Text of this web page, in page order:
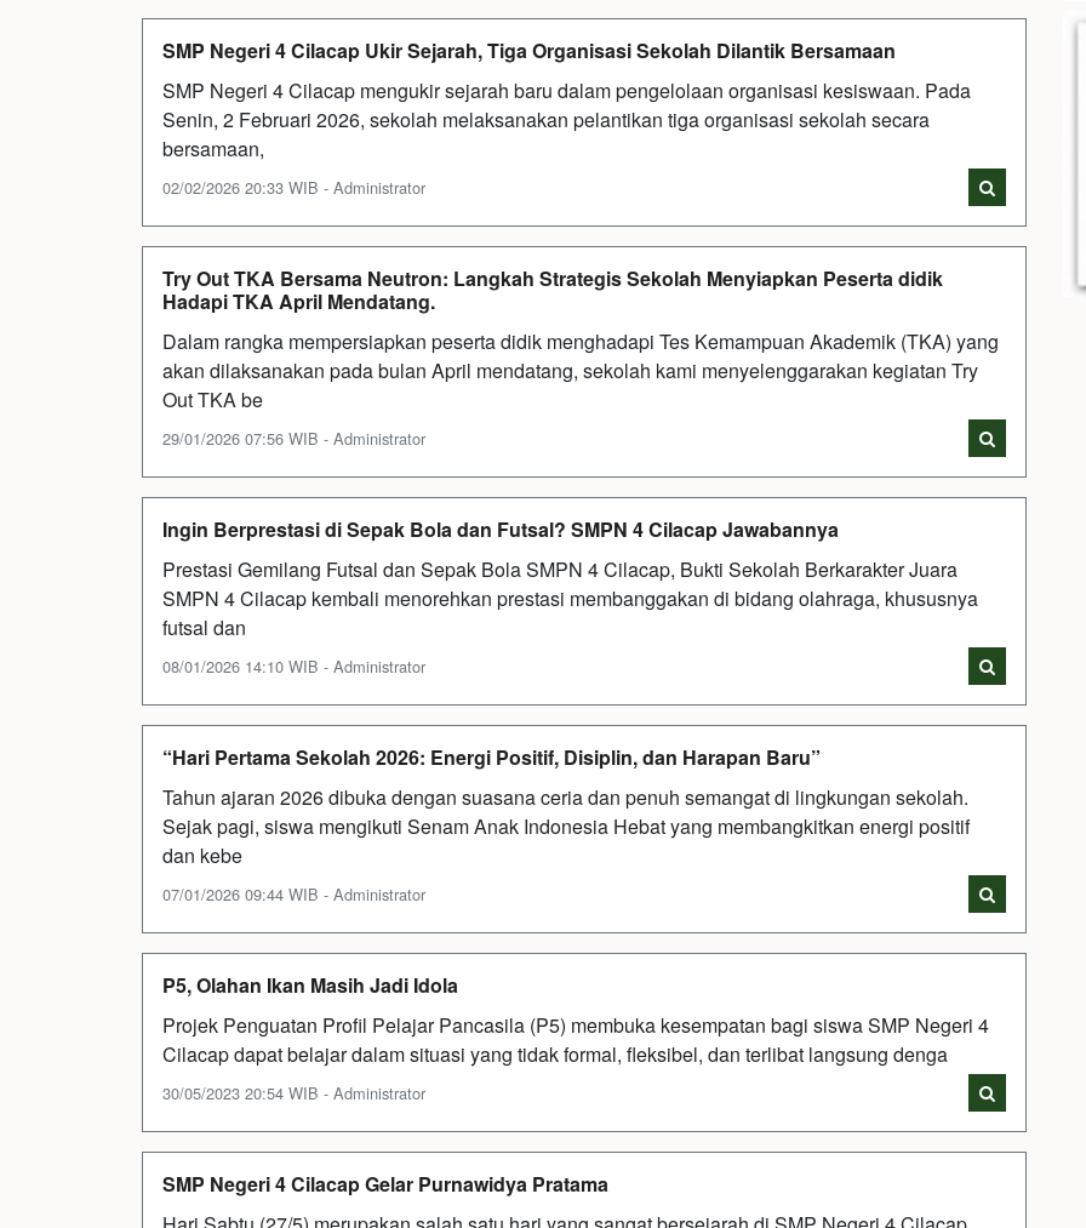
SMP Negeri 4 Cilacap Ukir Sejarah, Tiga Organisasi Sekolah Dilantik Bersamaan
SMP Negeri 4 Cilacap mengukir sejarah baru dalam pengelolaan organisasi kesiswaan. Pada
Senin, 2 Februari 2026, sekolah melaksanakan pelantikan tiga organisasi sekolah secara
bersamaan,
02/02/2026 20:33 WIB - Administrator
Try Out TKA Bersama Neutron: Langkah Strategis Sekolah Menyiapkan Peserta didik
Hadapi TKA April Mendatang.
Dalam rangka mempersiapkan peserta didik menghadapi Tes Kemampuan Akademik (TKA) yang
akan dilaksanakan pada bulan April mendatang, sekolah kami menyelenggarakan kegiatan Try
Out TKA be
29/01/2026 07:56 WIB - Administrator
Ingin Berprestasi di Sepak Bola dan Futsal? SMPN 4 Cilacap Jawabannya
Prestasi Gemilang Futsal dan Sepak Bola SMPN 4 Cilacap, Bukti Sekolah Berkarakter Juara
SMPN 4 Cilacap kembali menorehkan prestasi membanggakan di bidang olahraga, khususnya
futsal dan
08/01/2026 14:10 WIB - Administrator
“Hari Pertama Sekolah 2026: Energi Positif, Disiplin, dan Harapan Baru”
Tahun ajaran 2026 dibuka dengan suasana ceria dan penuh semangat di lingkungan sekolah.
Sejak pagi, siswa mengikuti Senam Anak Indonesia Hebat yang membangkitkan energi positif
dan kebe
07/01/2026 09:44 WIB - Administrator
P5, Olahan Ikan Masih Jadi Idola
Projek Penguatan Profil Pelajar Pancasila (P5) membuka kesempatan bagi siswa SMP Negeri 4
Cilacap dapat belajar dalam situasi yang tidak formal, fleksibel, dan terlibat langsung denga
30/05/2023 20:54 WIB - Administrator
SMP Negeri 4 Cilacap Gelar Purnawidya Pratama